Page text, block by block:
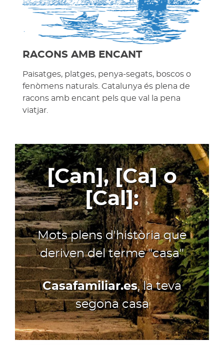
RACONS AMB ENCANT
Paisatges, platges, penya-segats, boscos o
fenòmens naturals. Catalunya és plena de
racons amb encant pels que val la pena
viatjar.
[Can], [Ca] o
[Cal]:
Mots plens d'història que
deriven del terme "casa"
Casafamiliar.es, la teva
segona casa